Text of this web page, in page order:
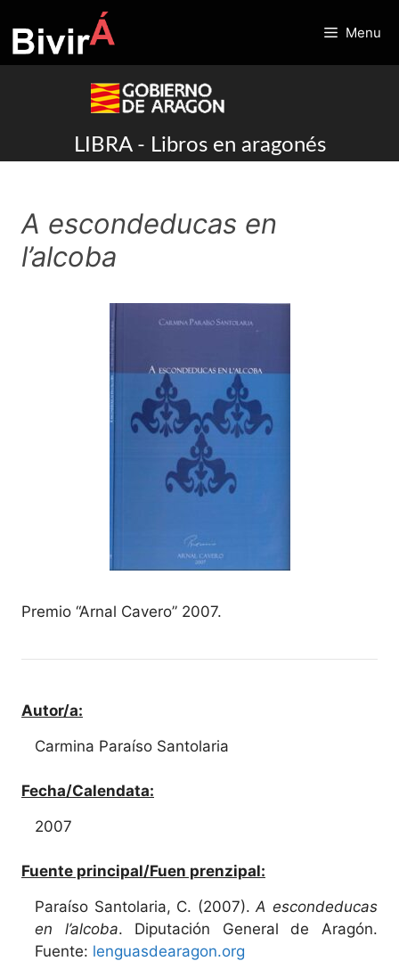
to
content
Menu
LIBRA - Libros en aragonés
A escondeducas en
l’alcoba
Premio “Arnal Cavero” 2007.
Autor/a:
Carmina Paraíso Santolaria
Fecha/Calendata:
2007
Fuente principal/Fuen prenzipal:
Paraíso Santolaria, C. (2007).A escondeducas
en l’alcoba. Diputación General de Aragón.
Fuente: lenguasdearagon.org